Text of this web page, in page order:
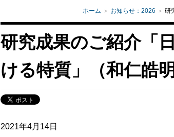
ホーム お知らせ：2026 研
研究成果のご紹介「
ける特質」（和仁皓明
2021年4月14日